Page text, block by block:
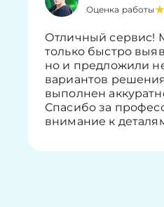
Оценка работы
Отличный сервис!
только быстро
но и предложили
вариантов
выполнен
Спасибо за
внимание к